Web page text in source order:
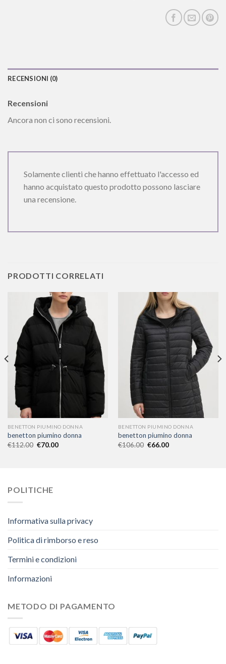
RECENSIONI (0)
Recensioni
Ancora non ci sono recensioni.
Solamente clienti che hanno effettuato l'accesso ed
hanno acquistato questo prodotto possono lasciare
una recensione.
PRODOTTI CORRELATI
BENETTON PIUMINO DONNA
benetton piumino donna
€112.00 €70.00
BENETTON PIUMINO DONNA
benetton piumino donna
€106.00 €66.00
POLITICHE
Informativa sulla privacy
Politica di rimborso e reso
Termini e condizioni
Informazioni
METODO DI PAGAMENTO